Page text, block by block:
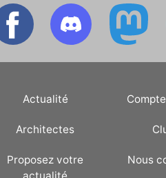
Europa League.
Actualité
Architectes
Proposez votre
Nous